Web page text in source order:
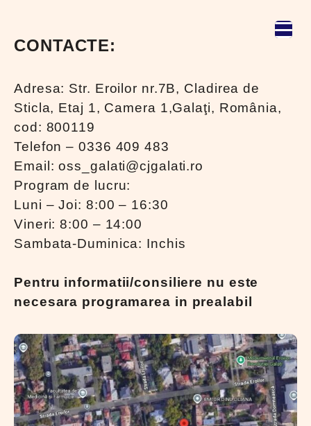
CONTACTE:
Adresa: Str. Eroilor nr.7B, Cladirea de
Sticla, Etaj 1, Camera 1,Galaţi, România,
cod: 800119
Telefon – 0336 409 483
Email: oss_galati@cjgalati.ro
Program de lucru:
Luni – Joi: 8:00 – 16:30
Vineri: 8:00 – 14:00
Sambata-Duminica: Inchis
Pentru informatii/consiliere nu este
necesara programarea in prealabil